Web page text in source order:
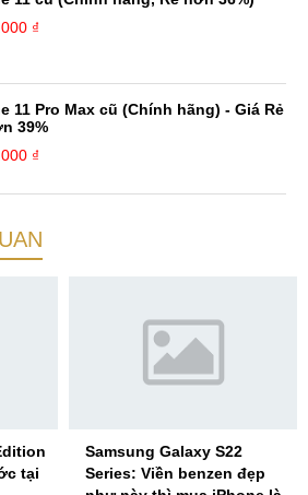
₫
11 Pro Max cũ (Chính hãng) - Giá Rẻ
39%
₫
tại
Samsung Galaxy S22
Series: Viền benzen đẹp